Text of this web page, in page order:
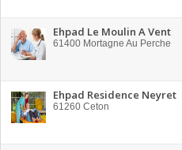
Ehpad Le Moulin A Vent
61400 Mortagne Au Perche
Ehpad Residence Neyret
61260 Ceton